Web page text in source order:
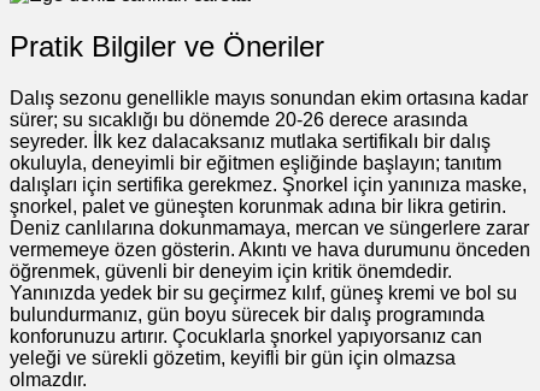
Pratik Bilgiler ve Öneriler
Dalış sezonu genellikle mayıs sonundan ekim ortasına kadar
sürer; su sıcaklığı bu dönemde 20-26 derece arasında
seyreder. İlk kez dalacaksanız mutlaka sertifikalı bir dalış
okuluyla, deneyimli bir eğitmen eşliğinde başlayın; tanıtım
dalışları için sertifika gerekmez. Şnorkel için yanınıza maske,
şnorkel, palet ve güneşten korunmak adına bir likra getirin.
Deniz canlılarına dokunmamaya, mercan ve süngerlere zarar
vermemeye özen gösterin. Akıntı ve hava durumunu önceden
öğrenmek, güvenli bir deneyim için kritik önemdedir.
Yanınızda yedek bir su geçirmez kılıf, güneş kremi ve bol su
bulundurmanız, gün boyu sürecek bir dalış programında
konforunuzu artırır. Çocuklarla şnorkel yapıyorsanız can
yeleği ve sürekli gözetim, keyifli bir gün için olmazsa
olmazdır.